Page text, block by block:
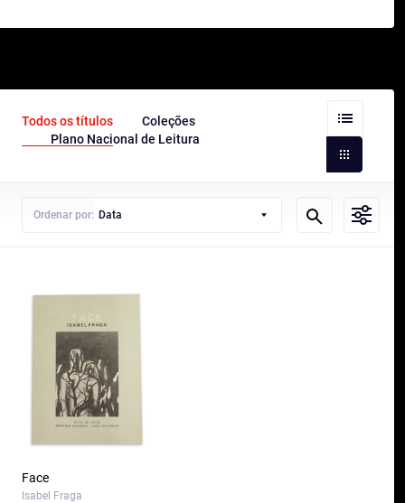
Todos os títulos
Coleções
Plano Nacional de Leitura
Ordenar por: Data
Face
Isabel Fraga